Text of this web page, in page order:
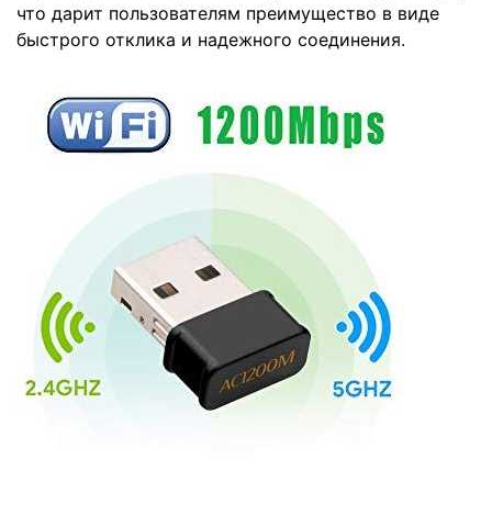
что дарит пользователям преимущество в виде
быстрого отклика и надежного соединения.